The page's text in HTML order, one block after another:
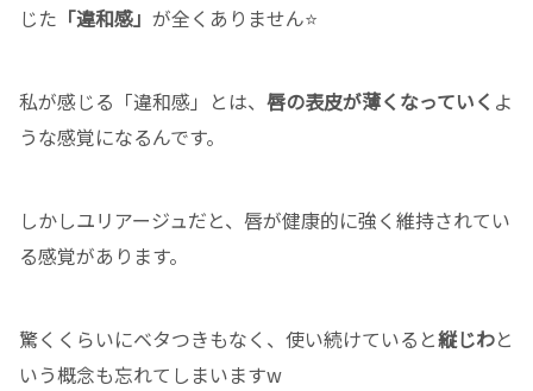
じた 「違和感」 が全くありません⭐️
私が感じる「違和感」とは、 唇の表皮が薄くなっていく よ
うな感覚になるんです。
しかしユリアージュだと、唇が健康的に強く維持されてい
る感覚があります。
驚くくらいにベタつきもなく、使い続けていると縦じわと
いう概念も忘れてしまいますw